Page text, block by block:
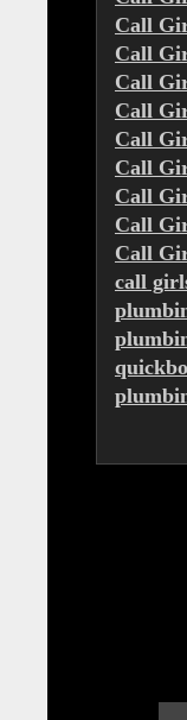
Call
Call
Call
Call
Call
Call
Call
Call
Call
call